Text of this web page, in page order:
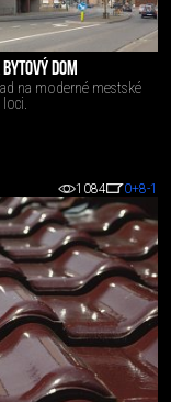
DOM
na moderné mestské
1084 0+8-1